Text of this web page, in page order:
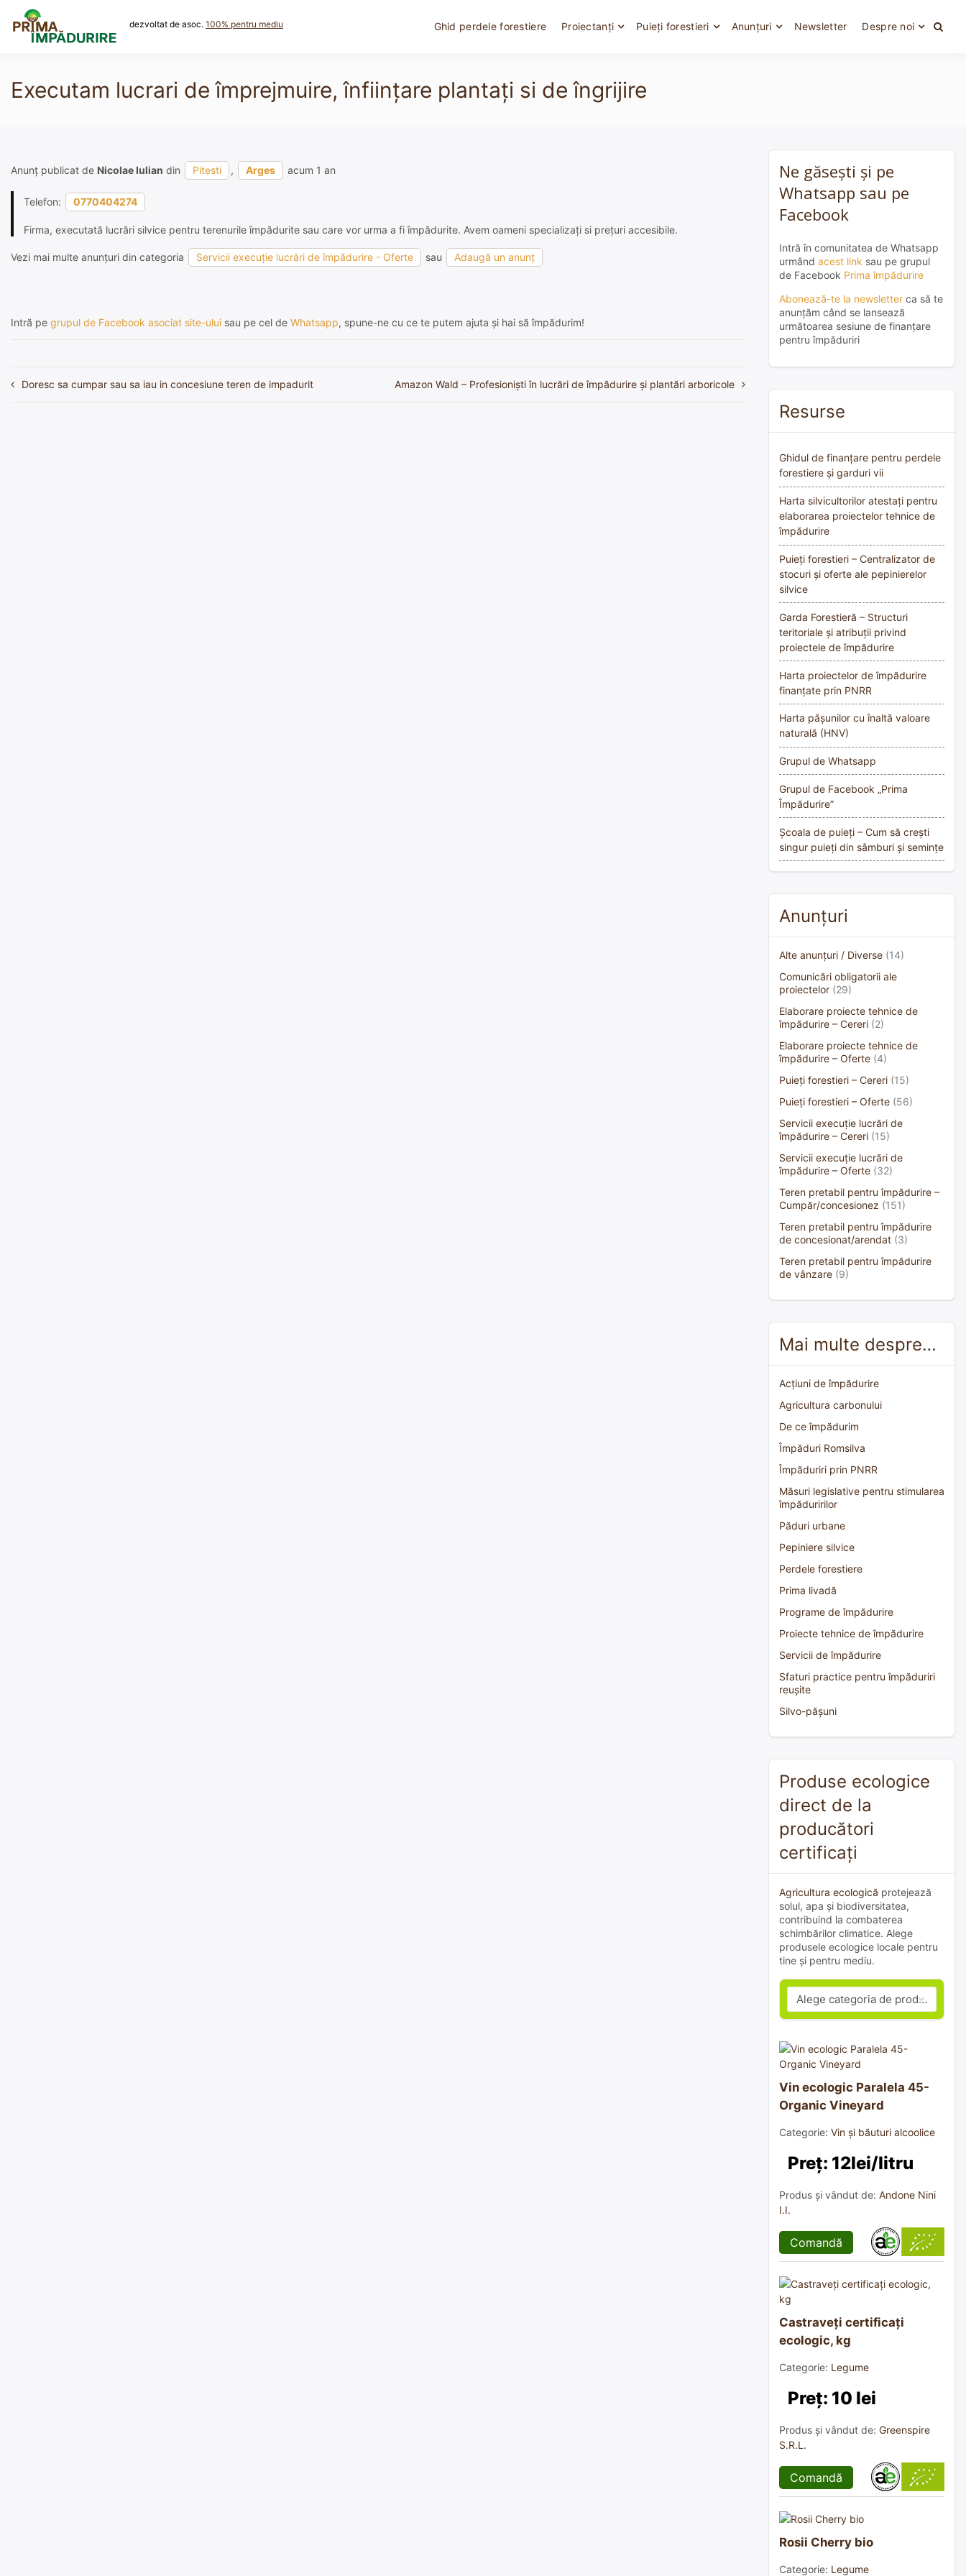
content
dezvoltat de asoc. 100% pentru mediu Ghid perdele forestiere Proiectanți Puieți forestieri Anunțuri Newsletter Despre noi
Executam lucrari de împrejmuire, înființare plantați si de îngrijire
Anunț publicat de Nicolae Iulian din Pitesti , Arges acum 1 an
Telefon: 0770404274
Firma, executată lucrări silvice pentru terenurile împădurite sau care vor urma a fi împădurite. Avem oameni specializați si prețuri accesibile.
Vezi mai multe anunțuri din categoria Servicii execuție lucrări de împădurire - Oferte sau Adaugă un anunț
Intră pe grupul de Facebook asociat site-ului sau pe cel de Whatsapp, spune-ne cu ce te putem ajuta și hai să împădurim!
Navigare
Doresc sa cumpar sau sa iau in concesiune teren de impadurit Amazon Wald – Profesioniști în lucrări de împădurire și plantări arboricole
Ne găsești și pe
Whatsapp sau pe
Facebook
Intră în comunitatea de Whatsapp
urmând acest link sau pe grupul
de Facebook Prima împădurire
Abonează-te la newsletter ca să te
anunțăm când se lansează
următoarea sesiune de finanțare
pentru împăduriri
Resurse
Ghidul de finanțare pentru perdele
forestiere și garduri vii
Harta silvicultorilor atestați pentru
elaborarea proiectelor tehnice de
împădurire
Puieți forestieri – Centralizator de
stocuri și oferte ale pepinierelor
silvice
Garda Forestieră – Structuri
teritoriale și atribuții privind
proiectele de împădurire
Harta proiectelor de împădurire
finanțate prin PNRR
Harta pășunilor cu înaltă valoare
naturală (HNV)
Grupul de Whatsapp
Grupul de Facebook „Prima
Împădurire”
Școala de puieți – Cum să crești
singur puieți din sâmburi și semințe
Anunțuri
Alte anunțuri / Diverse (14)
Comunicări obligatorii ale
proiectelor (29)
Elaborare proiecte tehnice de
împădurire – Cereri (2)
Elaborare proiecte tehnice de
împădurire – Oferte (4)
Puieți forestieri – Cereri (15)
Puieți forestieri – Oferte (56)
Servicii execuție lucrări de
împădurire – Cereri (15)
Servicii execuție lucrări de
împădurire – Oferte (32)
Teren pretabil pentru împădurire –
Cumpăr/concesionez (151)
Teren pretabil pentru împădurire
de concesionat/arendat (3)
Teren pretabil pentru împădurire
de vânzare (9)
Mai multe despre…
Acțiuni de împădurire
Agricultura carbonului
De ce împădurim
Împăduri Romsilva
Împăduriri prin PNRR
Măsuri legislative pentru stimularea
împăduririlor
Păduri urbane
Pepiniere silvice
Perdele forestiere
Prima livadă
Programe de împădurire
Proiecte tehnice de împădurire
Servicii de împădurire
Sfaturi practice pentru împăduriri
reușite
Silvo-pășuni
Produse ecologice
direct de la
producători
certificați
Agricultura ecologică protejează
solul, apa și biodiversitatea,
contribuind la combaterea
schimbărilor climatice. Alege
produsele ecologice locale pentru
tine și pentru mediu.
Vin ecologic Paralela 45-
Organic Vineyard
Categorie: Vin și băuturi alcoolice
Preț: 12lei/litru
Produs și vândut de: Andone Nini
I.I.
Comandă
Castraveți certificați
ecologic, kg
Categorie: Legume
Preț: 10 lei
Produs și vândut de: Greenspire
S.R.L.
Comandă
Rosii Cherry bio
Categorie: Legume